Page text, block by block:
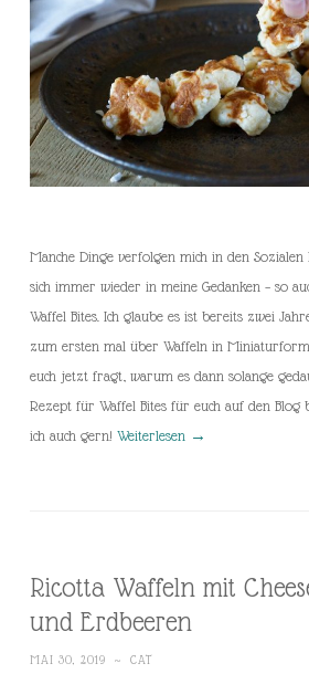
Manche Dinge verfolgen mich in den Sozialen
sich immer wieder in meine Gedanken – so
Waffel Bites. Ich glaube es ist bereits zwei
zum ersten mal über Waffeln in
euch jetzt fragt, warum es dann solange
Rezept für Waffel Bites für euch auf den Blog
ich auch gern! Weiterlesen →
Ricotta Waffeln mit
und Erdbeeren
MAI 30, 2019 ~ CAT